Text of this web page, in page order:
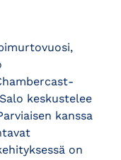
keskustelee
kanssa
on